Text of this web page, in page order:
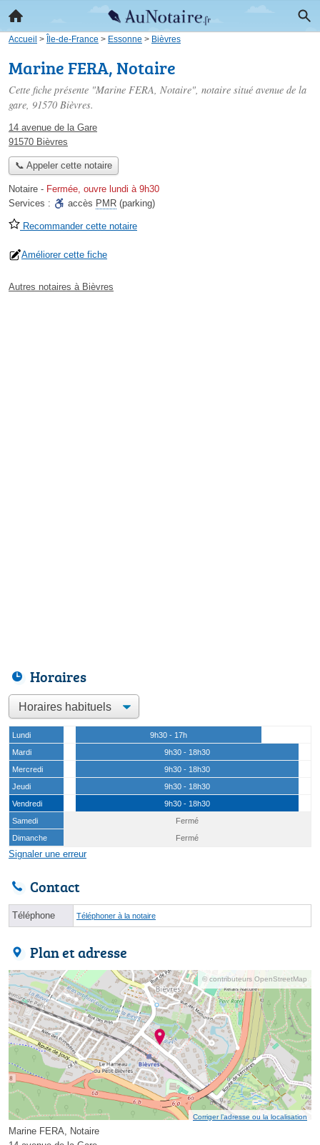
Accueil > Île-de-France > Essonne > Bièvres
Marine FERA, Notaire
Cette fiche présente "Marine FERA, Notaire", notaire situé avenue de la
gare, 91570 Bièvres.
14 avenue de la Gare
91570 Bièvres
📞 Appeler cette notaire
Notaire - Fermée, ouvre lundi à 9h30
Services :
accès PMR (parking)
Recommander cette notaire
Améliorer cette fiche
Autres notaires à Bièvres
Horaires
Lundi
9h30 - 17h
Mardi
9h30 - 18h30
Mercredi
9h30 - 18h30
Jeudi
9h30 - 18h30
Vendredi
9h30 - 18h30
Samedi
Fermé
Dimanche
Fermé
Signaler une erreur
Contact
Téléphone Téléphoner à la notaire
Plan et adresse
© contributeurs OpenStreetMap
Corriger l’adresse ou la localisation
Marine FERA, Notaire